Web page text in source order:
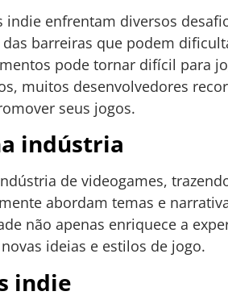
indie enfrentam diversos
barreiras que podem
pode tornar difícil para
muitos desenvolvedores
seus jogos.
indústria
de videogames,
abordam temas e
não apenas enriquece a
ideias e estilos de jogo.
indie